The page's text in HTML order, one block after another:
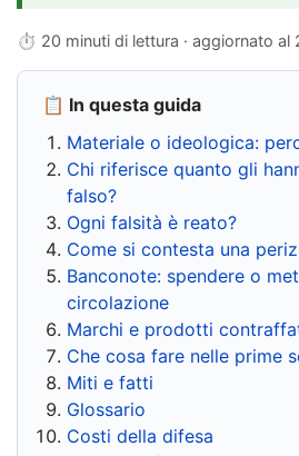
⏱ 20 minuti di lettura · aggiornato al
📋 In questa guida
Materiale o ideologica:
Chi riferisce quanto gli
falso?
Ogni falsità è reato?
Come si contesta una
Banconote: spendere o
circolazione
Marchi e prodotti
Che cosa fare nelle prime
Miti e fatti
Glossario
Costi della difesa